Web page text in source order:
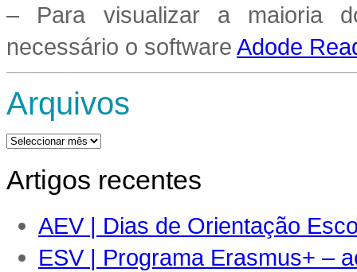
– Para visualizar a maioria
necessário o software Adode
Arquivos
Arquivos
Artigos recentes
AEV | Dias de Orientação
ESV | Programa Erasmus+ –